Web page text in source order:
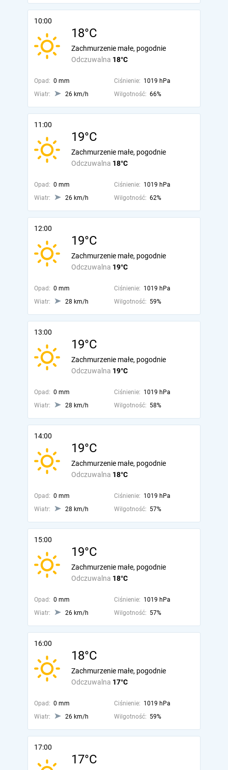
10:00
18°C
Odczuwalna 18°C
Zachmurzenie małe, pogodnie
Opad: 0 mm Ciśnienie: 1019 hPa
Wiatr:
26 km/h Wilgotność: 66%
11:00
19°C
Odczuwalna 18°C
Zachmurzenie małe, pogodnie
Opad: 0 mm Ciśnienie: 1019 hPa
Wiatr:
26 km/h Wilgotność: 62%
12:00
19°C
Odczuwalna 19°C
Zachmurzenie małe, pogodnie
Opad: 0 mm Ciśnienie: 1019 hPa
Wiatr:
28 km/h Wilgotność: 59%
13:00
19°C
Odczuwalna 19°C
Zachmurzenie małe, pogodnie
Opad: 0 mm Ciśnienie: 1019 hPa
Wiatr:
28 km/h Wilgotność: 58%
14:00
19°C
Odczuwalna 18°C
Zachmurzenie małe, pogodnie
Opad: 0 mm Ciśnienie: 1019 hPa
Wiatr:
28 km/h Wilgotność: 57%
15:00
19°C
Odczuwalna 18°C
Zachmurzenie małe, pogodnie
Opad: 0 mm Ciśnienie: 1019 hPa
Wiatr:
26 km/h Wilgotność: 57%
16:00
18°C
Odczuwalna 17°C
Zachmurzenie małe, pogodnie
Opad: 0 mm Ciśnienie: 1019 hPa
Wiatr:
26 km/h Wilgotność: 59%
17:00
17°C